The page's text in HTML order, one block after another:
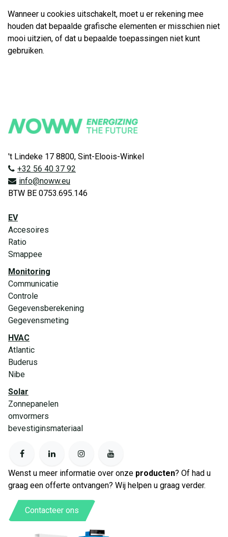
Wanneer u cookies uitschakelt, moet u er rekening mee
houden dat bepaalde grafische elementen er misschien niet
mooi uitzien, of dat u bepaalde toepassingen niet kunt
gebruiken.
't Lindeke 17 8800, Sint-Eloois-Winkel
+32 56 40 37 92
info@noww.eu
BTW BE 0753.695.146
EV
Accesoires
Ratio
Smappee
Monitoring
Communicatie
Controle
Gegevensberekening
Gegevensmeting
HVAC
Atlantic
Buderus
Nibe
Solar
Zonnepanelen
omvormers
bevestiginsmateriaal
Wenst u meer informatie over onze producten? Of had u
graag een offerte ontvangen? Wij helpen u graag verder.
Contacteer ons